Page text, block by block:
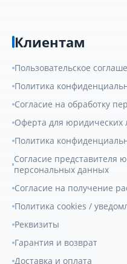
Клиентам
Пользовательское
Политика
Согласие на обработку
Оферта для юридических
Политика
Согласие представителя
персональных данных
Согласие на получение
Политика cookies /
Реквизиты
Гарантия и возврат
Доставка и оплата